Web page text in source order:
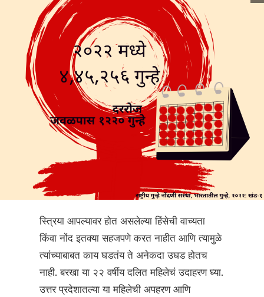
स्त्रिया आपल्यावर होत असलेल्या हिंसेची वाच्यता
किंवा नोंद इतक्या सहजपणे करत नाहीत आणि त्यामुळे
त्यांच्याबाबत काय घडतंय ते अनेकदा उघड होतच
नाही. बरखा या २२ वर्षीय दलित महिलेचं उदाहरण घ्या.
उत्तर प्रदेशातल्या या महिलेची अपहरण आणि